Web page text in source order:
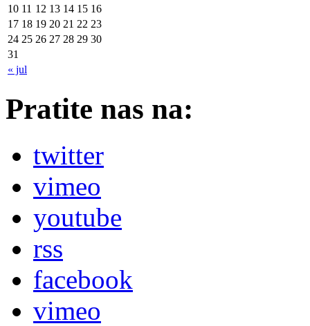
« jul
10 11 12 13 14 15 16
17 18 19 20 21 22 23
24 25 26 27 28 29 30
31
Pratite nas na:
twitter
vimeo
youtube
rss
facebook
vimeo